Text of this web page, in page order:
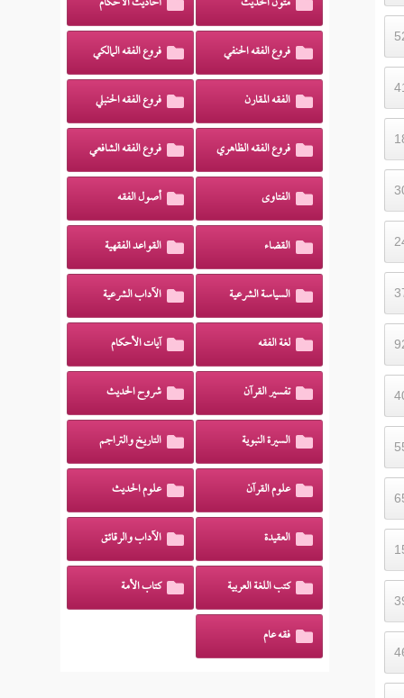
فروع الفقه الحنفي فروع الفقه المالكي
الفقه المقارن فروع الفقه الحنبلي
فروع الفقه الظاهري فروع الفقه الشافعي
الفتاوى أصول الفقه
القضاء القواعد الفقهية
السياسة الشرعية الآداب الشرعية
لغة الفقه آيات الأحكام
تفسير القرآن شروح الحديث
السيرة النبوية التاريخ والتراجم
علوم القرآن علوم الحديث
العقيدة الآداب والرقائق
كتب اللغة العربية كتاب الأمة
فقه عام